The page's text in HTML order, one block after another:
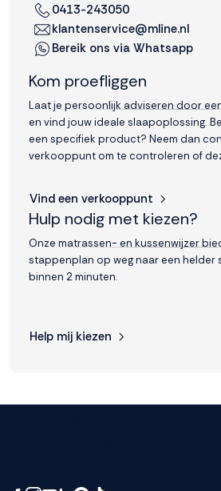
0413-243050
klantenservice@mline.nl
Bereik ons via Whatsapp
Kom proefliggen
Laat je persoonlijk adviseren door
en vind jouw ideale slaapoplossing.
een specifiek product? Neem dan
verkooppunt om te controleren of
Vind een verkooppunt
Hulp nodig met kiezen?
Onze matrassen- en kussenwijzer
stappenplan op weg naar een helder
binnen 2 minuten.
Help mij kiezen